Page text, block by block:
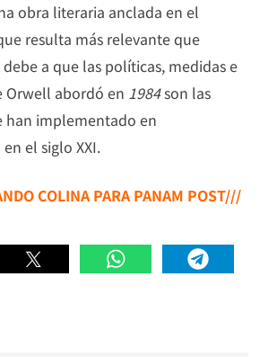
obra literaria anclada en el
resulta más relevante que
debe a que las políticas, medidas e
Orwell abordó en 1984son las
han implementado en
el siglo XXI.
COLINA PARA PANAM POST///